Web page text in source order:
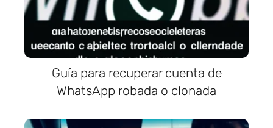
Guía para recuperar cuenta de
WhatsApp robada o clonada